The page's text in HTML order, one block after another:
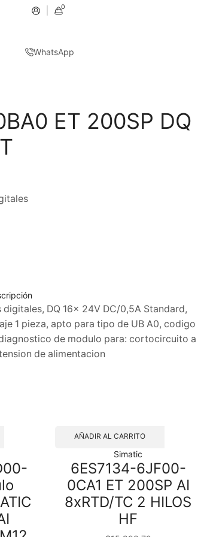
0
WhatsApp
ET 200SP DQ
digitales, DQ 16x 24V DC/0,5A Standard,
1 pieza, apto para tipo de UB A0, codigo
de modulo para: cortocircuito a
de alimentacion
AÑADIR AL CARRITO
Simatic
6ES7134-6JF00-
0CA1 ET 200SP AI
8xRTD/TC 2 HILOS
HF